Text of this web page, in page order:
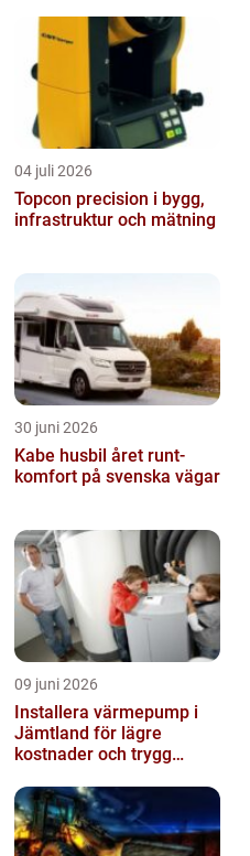
i solen
04 juli 2026
Topcon precision i bygg,
infrastruktur och mätning
30 juni 2026
Kabe husbil året runt-
komfort på svenska vägar
09 juni 2026
Installera värmepump i
Jämtland för lägre
kostnader och trygg